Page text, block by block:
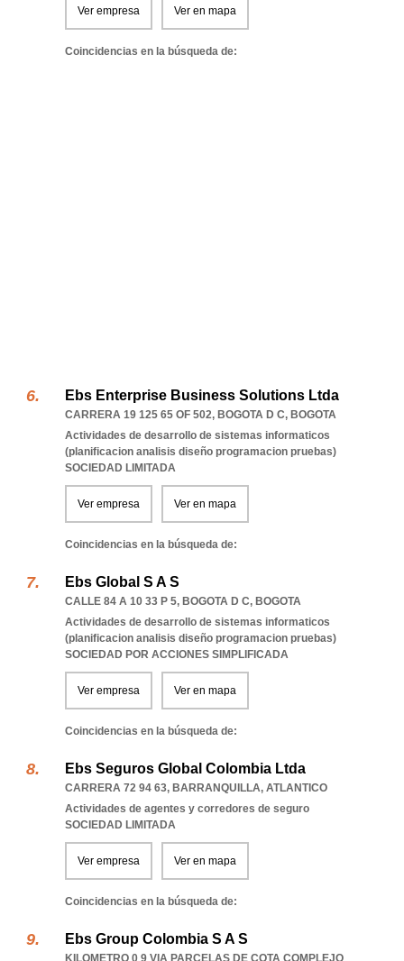
Ver empresa Ver en mapa
Coincidencias en la búsqueda de:
Ebs Enterprise Business Solutions Ltda
CARRERA 19 125 65 OF 502, BOGOTA D C, BOGOTA
Actividades de desarrollo de sistemas informaticos
(planificacion analisis diseño programacion pruebas)
SOCIEDAD LIMITADA
Ver empresa Ver en mapa
Coincidencias en la búsqueda de:
Ebs Global S A S
CALLE 84 A 10 33 P 5, BOGOTA D C, BOGOTA
Actividades de desarrollo de sistemas informaticos
(planificacion analisis diseño programacion pruebas)
SOCIEDAD POR ACCIONES SIMPLIFICADA
Ver empresa Ver en mapa
Coincidencias en la búsqueda de:
Ebs Seguros Global Colombia Ltda
CARRERA 72 94 63, BARRANQUILLA, ATLANTICO
Actividades de agentes y corredores de seguro
SOCIEDAD LIMITADA
Ver empresa Ver en mapa
Coincidencias en la búsqueda de:
Ebs Group Colombia S A S
KILOMETRO 0 9 VIA PARCELAS DE COTA COMPLEJO